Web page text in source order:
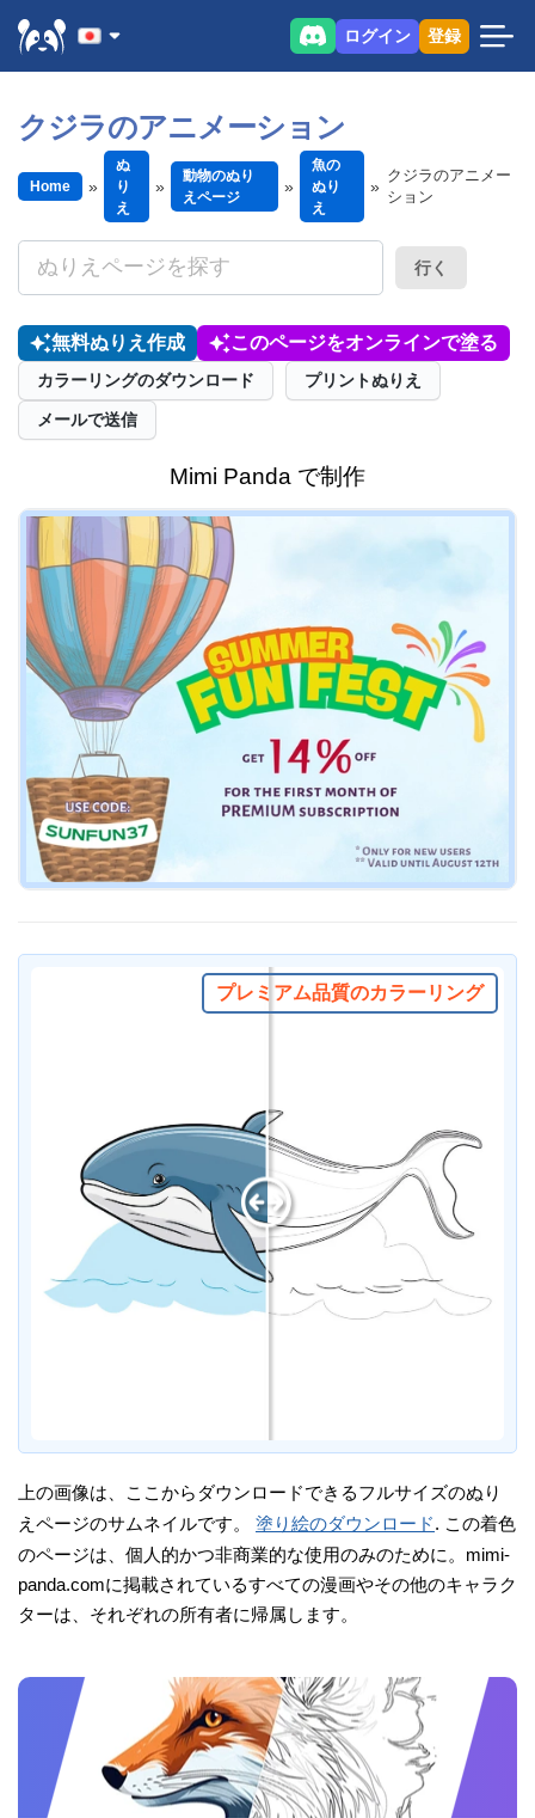
ログイン 登録
クジラのアニメーション
Home
ぬ
り
え
動物のぬり
えページ
魚の
ぬり
え
クジラのアニメー
ション
行く
無料ぬりえ作成 このページをオンラインで塗る
カラーリングのダウンロード プリントぬりえ
メールで送信
Mimi Panda で制作
プレミアム品質のカラーリング
上の画像は、ここからダウンロードできるフルサイズのぬり
えページのサムネイルです。 塗り絵のダウンロード. この着色
のページは、個人的かつ非商業的な使用のみのために。mimi-
panda.comに掲載されているすべての漫画やその他のキャラク
ターは、それぞれの所有者に帰属します。